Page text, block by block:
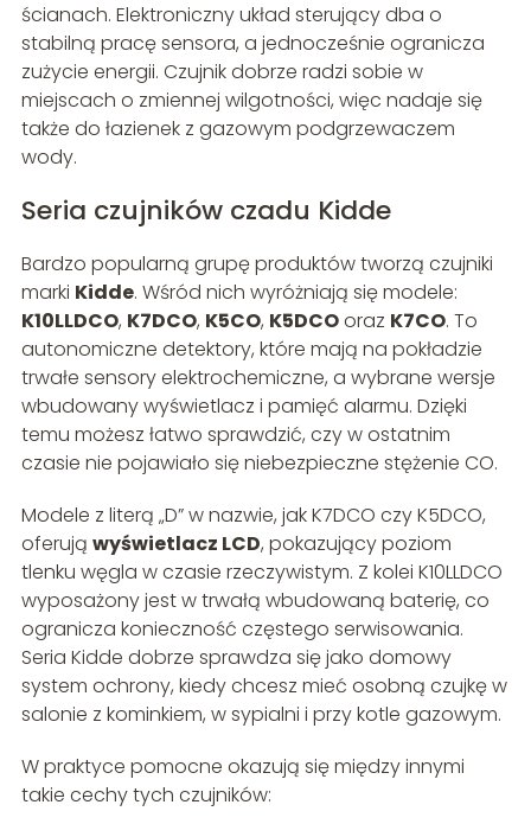
ścianach. Elektroniczny układ sterujący dba o
stabilną pracę sensora, a jednocześnie ogranicza
zużycie energii. Czujnik dobrze radzi sobie w
miejscach o zmiennej wilgotności, więc nadaje się
także do łazienek z gazowym podgrzewaczem
wody.
Seria czujników czadu Kidde
Bardzo popularną grupę produktów tworzą czujniki
marki Kidde. Wśród nich wyróżniają się modele:
K10LLDCO, K7DCO, K5CO, K5DCOoraz K7CO. To
autonomiczne detektory, które mają na pokładzie
trwałe sensory elektrochemiczne, a wybrane wersje
wbudowany wyświetlacz i pamięć alarmu. Dzięki
temu możesz łatwo sprawdzić, czy w ostatnim
czasie nie pojawiało się niebezpieczne stężenie CO.
Modele z literą „D” w nazwie, jak K7DCO czy K5DCO,
oferują wyświetlacz LCD, pokazujący poziom
tlenku węgla w czasie rzeczywistym. Z kolei K10LLDCO
wyposażony jest w trwałą wbudowaną baterię, co
ogranicza konieczność częstego serwisowania.
Seria Kidde dobrze sprawdza się jako domowy
system ochrony, kiedy chcesz mieć osobną czujkę w
salonie z kominkiem, w sypialni i przy kotle gazowym.
W praktyce pomocne okazują się między innymi
takie cechy tych czujników: